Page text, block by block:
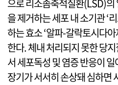
으로 리소좀축적질환(LSD)
을 제거하는 세포 내 소기관 ‘
하는 효소 ‘알파-갈락토시다
한다. 체내 처리되지 못한 당
서 세포독성 및 염증 반응이
장기가 서서히 손상돼 심하면